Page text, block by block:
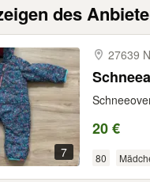
des
7
27639
20 €
80